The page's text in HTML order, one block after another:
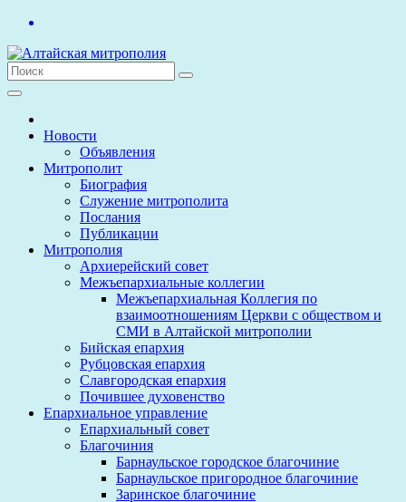
Перейти
содержимому
Новости
Объявления
Митрополит
Биография
Служение митрополита
Послания
Публикации
Митрополия
Архиерейский совет
Межъепархиальные коллегии
Межъепархиальная Коллегия по
взаимоотношениям Церкви с обществом и
СМИ в Алтайской митрополии
Бийская епархия
Рубцовская епархия
Славгородская епархия
Почившее духовенство
Епархиальное управление
Епархиальный совет
Благочиния
Барнаульское городское благочиние
Барнаульское пригородное благочиние
Заринское благочиние